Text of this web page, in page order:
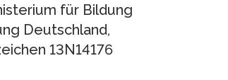
für Bildung
Deutschland,
13N14176